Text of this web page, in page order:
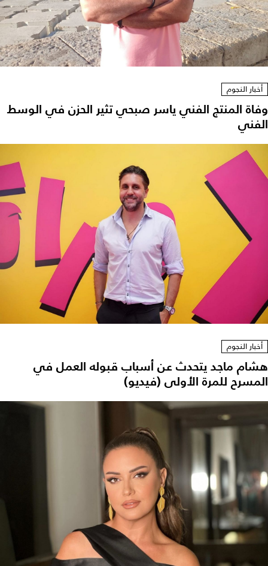
أخبار النجوم
وفاة المنتج الفني ياسر صبحي تثير الحزن في الوسط
الفني
أخبار النجوم
هشام ماجد يتحدث عن أسباب قبوله العمل في
المسرح للمرة الأولى (فيديو)